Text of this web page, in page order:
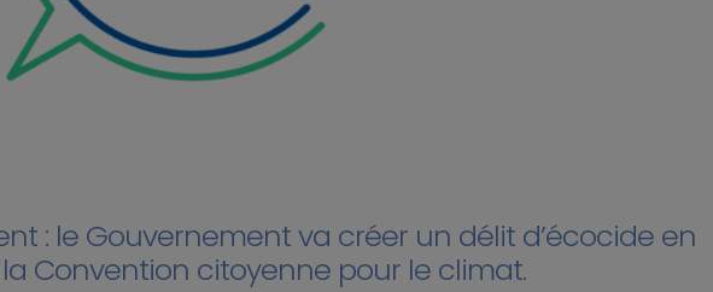
: le Gouvernement va créer un délit d’écocide en
Convention citoyenne pour le climat.